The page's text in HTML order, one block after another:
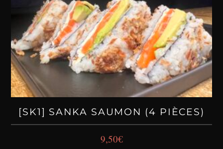
[SK1] SANKA SAUMON (4 PIÈCES)
9,50€